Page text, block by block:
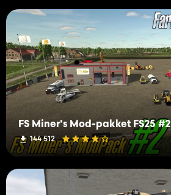
FS Miner's Mod-pakket FS25 #2
144 512